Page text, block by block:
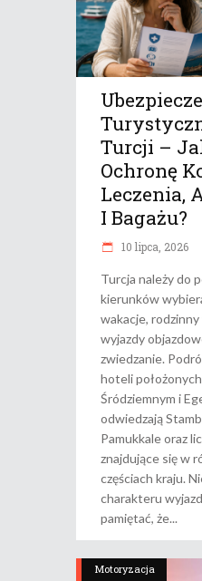
Turcji –
Ochronę
Leczenia,
I Bagażu?
10 lipca, 2026
Turcja należy do
kierunków
wakacje,
wyjazdy
zwiedzanie.
hoteli
Śródziemnym i
odwiedzają
Pamukkale oraz
znajdujące się w
częściach kraju.
charakteru
pamiętać, że
Motoryzacja